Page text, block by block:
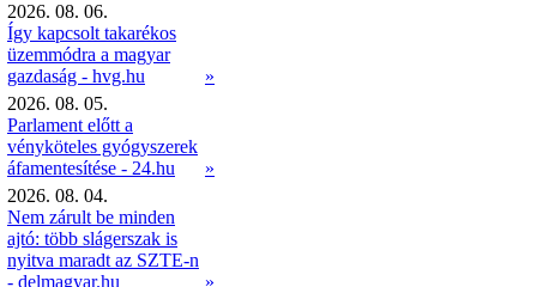
2026. 08. 06.
Így kapcsolt takarékos
üzemmódra a magyar
gazdaság - hvg.hu
»
2026. 08. 05.
Parlament előtt a
vényköteles gyógyszerek
áfamentesítése - 24.hu
»
2026. 08. 04.
Nem zárult be minden
ajtó: több slágerszak is
nyitva maradt az SZTE-n
- delmagyar.hu
»